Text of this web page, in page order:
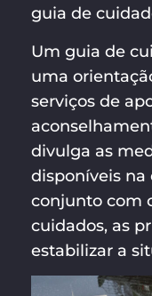
guia de
Um guia de
uma
serviços de
divulga as
disponíveis na
conjunto com
cuidados, as
estabilizar a